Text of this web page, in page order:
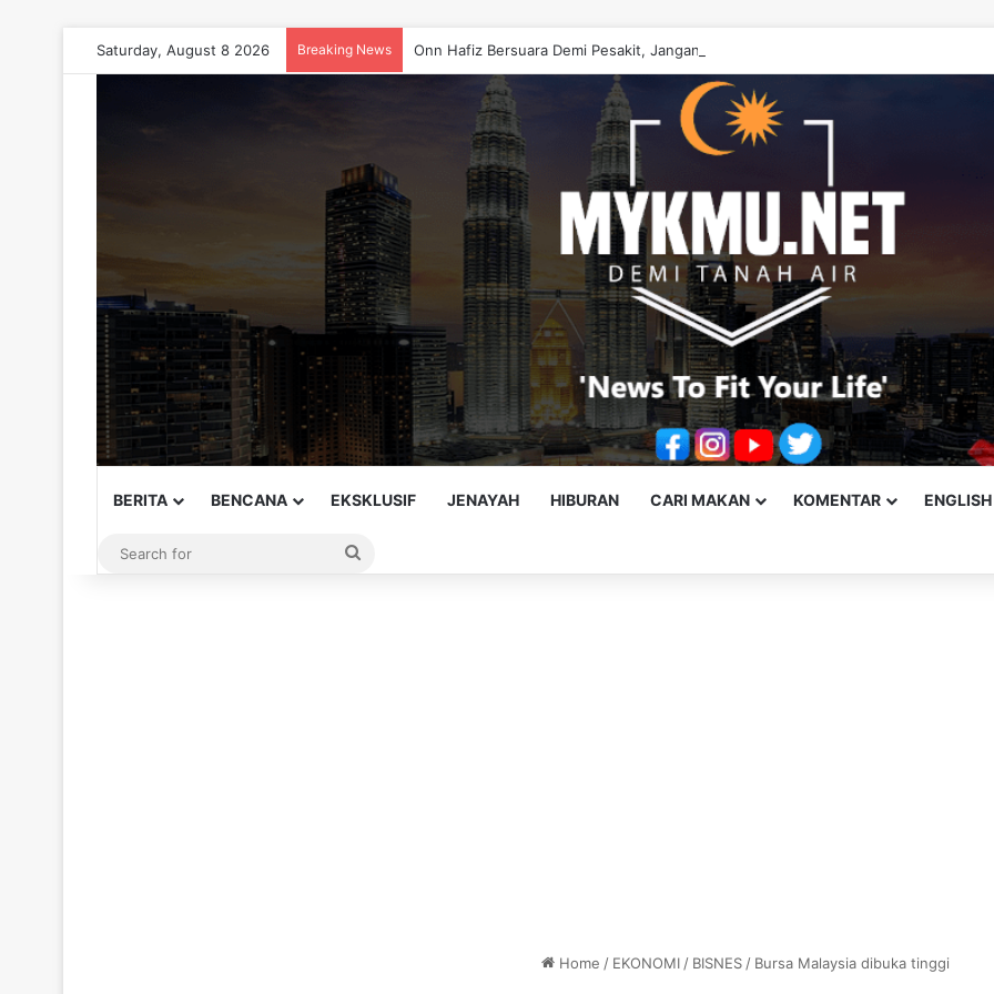
Saturday, August 8 2026 Breaking News Onn Hafiz Bersuara Demi Pesakit, Jangan Diputarbelitkan – Hasrunizah
BERITA BENCANA EKSKLUSIF JENAYAH HIBURAN CARI MAKAN KOMENTAR
Home / EKONOMI / BISNES / Bursa Malaysia dibuka tinggi